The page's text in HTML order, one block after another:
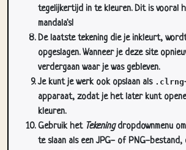
tegelijkertijd in te kleuren. Dit is vooral
mandala's!
De laatste tekening die je inkleurt,
opgeslagen. Wanneer je deze site
verdergaan waar je was gebleven.
Je kunt je werk ook opslaan als .clrng
apparaat, zodat je het later kunt
kleuren.
Gebruik het Tekeningdropdownmenu
te slaan als een JPG- of PNG-bestand,